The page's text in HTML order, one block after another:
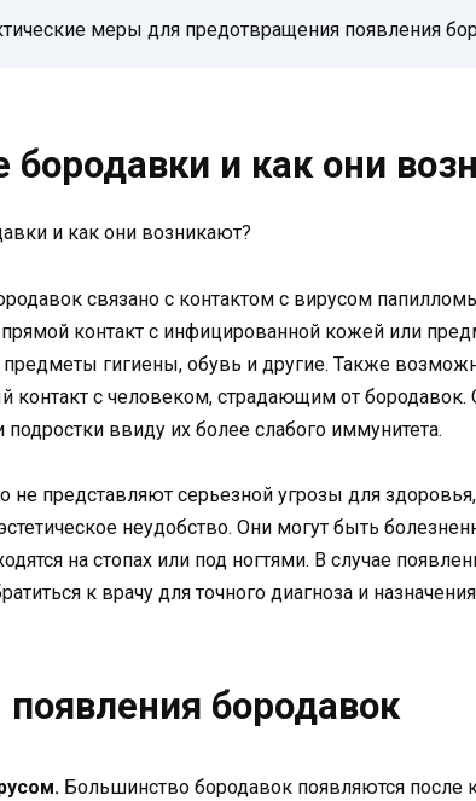
меры для предотвращения появления
бородавки и как они
связано с контактом с вирусом
прямой контакт с инфицированной кожей или
гигиены, обувь и другие. Также
контакт с человеком, страдающим от
ввиду их более слабого иммунитета.
не представляют серьезной угрозы для
неудобство. Они могут быть
на стопах или под ногтями. В случае
к врачу для точного диагноза и
бородавок
Большинство бородавок появляются после